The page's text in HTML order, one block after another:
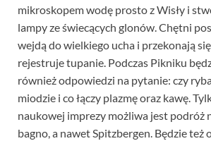
mikroskopem wodę prosto z Wisły i
lampy ze świecących glonów. Chętni
wejdą do wielkiego ucha i przekonają
rejestruje tupanie. Podczas Pikniku
również odpowiedzi na pytanie: czy
miodzie i co łączy plazmę oraz kawę.
naukowej imprezy możliwa jest podróż
bagno, a nawet Spitzbergen. Będzie też